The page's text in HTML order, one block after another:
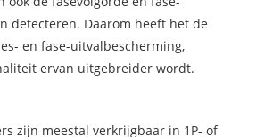
detecteren. Daarom heeft het de
en fase-uitvalbescherming,
ervan uitgebreider wordt.
zijn meestal verkrijgbaar in 1P- of